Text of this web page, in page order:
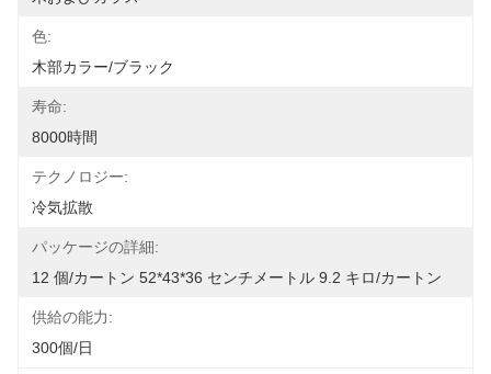
色:
木部カラー​​/ブラック
寿命:
8000時間
テクノロジー:
冷気拡散
パッケージの詳細:
12 個/カートン 52*43*36 センチメートル 9.2 キロ/カートン
供給の能力:
300個/日